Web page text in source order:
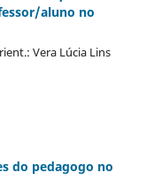
aluno no
Vera Lúcia Lins
do pedagogo no